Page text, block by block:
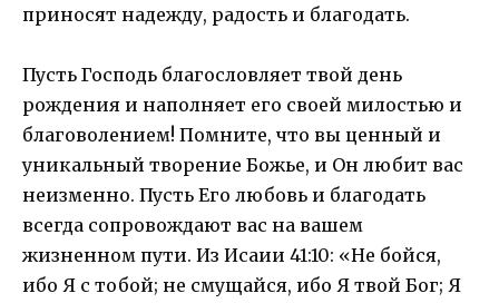
приносят надежду, радость и благодать.
Пусть Господь благословляет твой день
рождения и наполняет его своей милостью и
благоволением! Помните, что вы ценный и
уникальный творение Божье, и Он любит вас
неизменно. Пусть Его любовь и благодать
всегда сопровождают вас на вашем
жизненном пути. Из Исаии 41:10: «Не бойся,
ибо Я с тобой; не смущайся, ибо Я твой Бог; Я